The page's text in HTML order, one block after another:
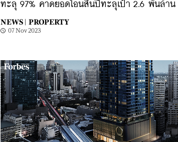
ทะลุ 97% คาดยอดโอนสิ้นปีทะลุเป้า 2.6 พันล้าน
NEWS | PROPERTY
07 Nov 2023